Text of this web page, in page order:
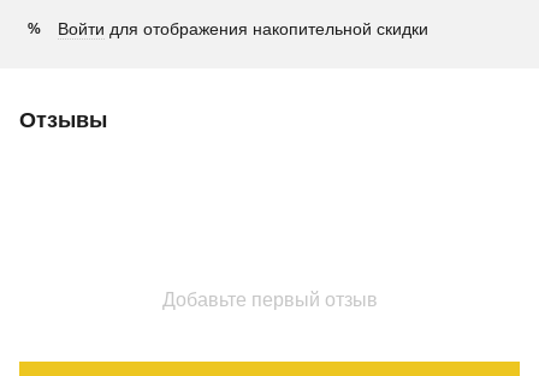
% Войти для отображения накопительной скидки
Отзывы
Добавьте первый отзыв